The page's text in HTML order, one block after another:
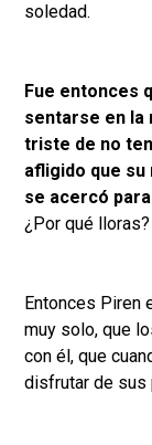
soledad.
Fue entonces
sentarse en la
triste de no
afligido que su
se acercó
¿Por qué
Entonces Piren
muy solo, que
con él, que
disfrutar de sus